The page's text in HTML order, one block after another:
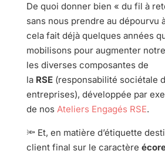
De quoi donner bien « du fil à
sans nous prendre au dépourvu
cela fait déjà quelques années
mobilisons pour augmenter
les diverses composantes de
la RSE(responsabilité sociétale
entreprises), développée par
de nos Ateliers Engagés RSE.
🔦 Et, en matière d’étiquette
client final sur le caractère